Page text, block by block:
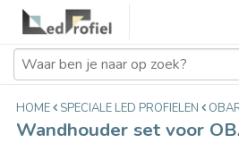
Wandhouder set voor
wandmontage
€6,75
HOME SPECIALE LED PROFIELEN
Wandhouder set voor